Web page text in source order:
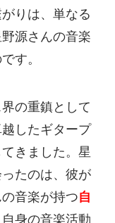
りは、単なる
源さんの音楽
す。
の重鎮として
したギタープ
きました。星
たのは、彼が
音楽が持つ自
身の音楽活動